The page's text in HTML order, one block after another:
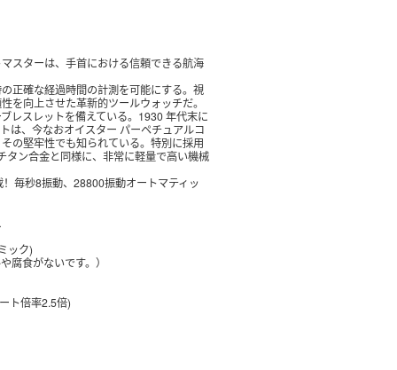
を向上させた革新的ツールウォッチだ。
は、今なおオイスター パーペチュアルコ
の堅牢性でも知られている。特別に採用
タン合金と同様に、非常に軽量で高い機械
毎秒8振動、28800振動オートマティッ
ック)
腐食がないです。）
ト倍率2.5倍)